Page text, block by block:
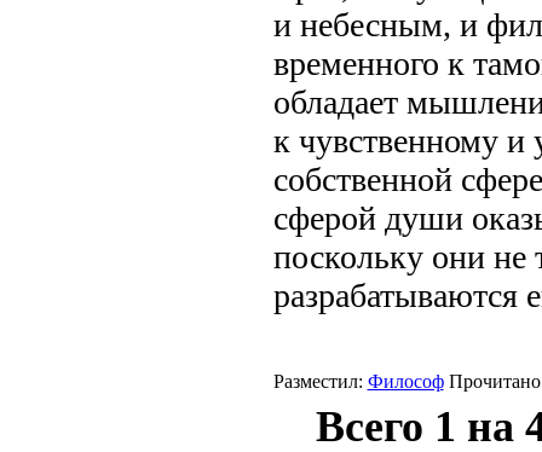
и небесным, и
временного к
обладает
к чувственному и
собственной
сферой души
поскольку они
разрабатываются
Разместил: Философ
Всего 1 на